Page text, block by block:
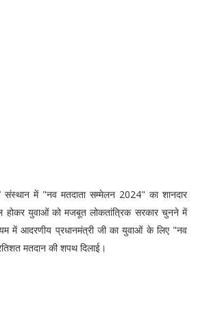
संस्थान में "नव मतदाता सम्मेलन 2024" का शानदार
होकर युवाओं को मजबूत लोकतांत्रिक सरकार चुनने में
में आदरणीय प्रधानमंत्री जी का युवाओं के लिए "नव
मतदान की शपथ दिलाई।